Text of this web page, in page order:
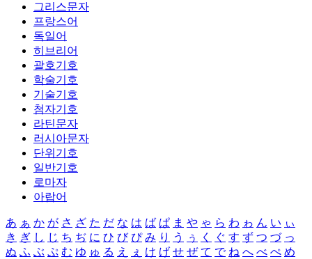
그리스문자
프랑스어
독일어
히브리어
괄호기호
학술기호
기술기호
첨자기호
라틴문자
러시아문자
단위기호
일반기호
로마자
아랍어
あ ぁ か が さ ざ た だ な は ば ぱ ま や ゃ ら わ ゎ ん い ぃ
き ぎ し じ ち ぢ に ひ び ぴ み り う ぅ く ぐ す ず つ づ っ
ぬ ふ ぶ ぷ む ゆ ゅ る え ぇ け げ せ ぜ て で ね へ べ ぺ め